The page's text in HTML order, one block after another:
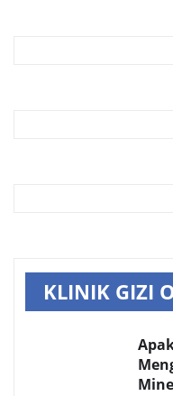
KLINIK GIZI